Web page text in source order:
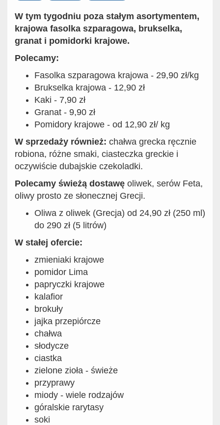
W tym tygodniu poza stałym asortymentem,
krajowa fasolka szparagowa, brukselka,
granat i pomidorki krajowe.
Polecamy:
Fasolka szparagowa krajowa - 29,90 zł/kg
Brukselka krajowa - 12,90 zł
Kaki - 7,90 zł
Granat - 9,90 zł
Pomidory krajowe - od 12,90 zł/ kg
W sprzedaży również: chałwa grecka ręcznie
robiona, różne smaki, ciasteczka greckie i
oczywiście dubajskie czekoladki.
Polecamy świeżą dostawę oliwek, serów Feta,
oliwy prosto ze słonecznej Grecji.
Oliwa z oliwek (Grecja) od 24,90 zł (250 ml)
do 290 zł (5 litrów)
W stałej ofercie:
zmieniaki krajowe
pomidor Lima
papryczki krajowe
kalafior
brokuły
jajka przepiórcze
chałwa
słodycze
ciastka
zielone zioła - świeże
przyprawy
miody - wiele rodzajów
góralskie rarytasy
soki